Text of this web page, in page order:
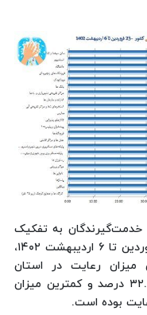
خدمت‌گیرندگان به تفکیک
اماکن عمومی استان‌های کشور از ۳۰ فروردین تا ۶ اردیبهشت ۱۴۰۲،
میزان رعایت در استان
کهگیلویه و بویر احمد و هرمزگان با ۳۲.۲۵ درصد و کمترین میزان